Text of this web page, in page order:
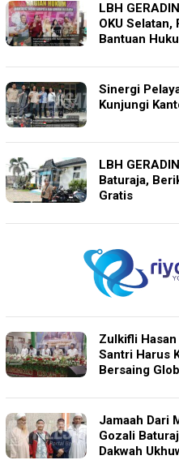
LBH
OKU
Bantuan
Sinergi
Kunjungi
LBH
Baturaja,
Gratis
Zulkifli
Santri Harus
Bersaing
Jamaah Dari
Gozali
Dakwah